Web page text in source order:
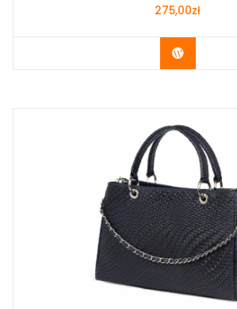
275,00zł
Buy Now